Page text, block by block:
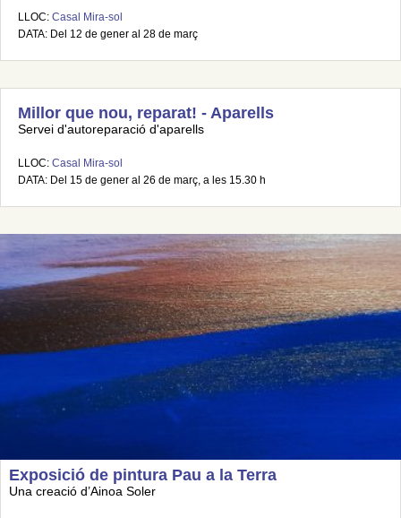
LLOC: Casal Mira-sol
DATA: Del 12 de gener al 28 de març
Millor que nou, reparat! - Aparells
Servei d'autoreparació d'aparells
LLOC: Casal Mira-sol
DATA: Del 15 de gener al 26 de març, a les 15.30 h
Exposició de pintura Pau a la Terra
Una creació d’Ainoa Soler